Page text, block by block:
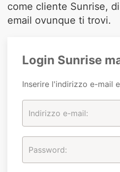
come cliente Sunrise,
email ovunque ti trovi.
Login Sunrise
Inserire l'indirizzo e-mail